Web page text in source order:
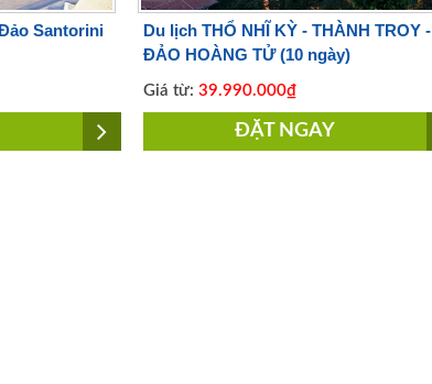
Santorini
Du lịch THỔ NHĨ KỲ - THÀNH TROY -
ĐẢO HOÀNG TỬ (10 ngày)
Giá từ: 39.990.000₫
ĐẶT NGAY